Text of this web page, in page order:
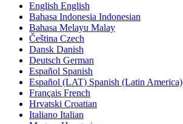
English English
Bahasa Indonesia Indonesian
Bahasa Melayu Malay
Čeština Czech
Dansk Danish
Deutsch German
Español Spanish
Español (LAT) Spanish (Latin America)
Français French
Hrvatski Croatian
Italiano Italian